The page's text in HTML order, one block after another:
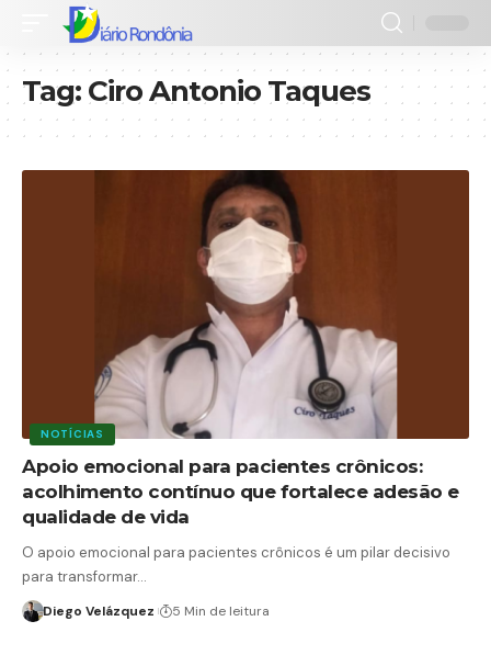
Tag: Ciro Antonio Taques
NOTÍCIAS
Apoio emocional para pacientes crônicos:
acolhimento contínuo que fortalece adesão e
qualidade de vida
O apoio emocional para pacientes crônicos é um pilar decisivo
para transformar…
Diego Velázquez 5 Min de leitura